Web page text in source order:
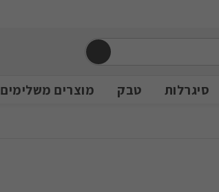
סיגרלות טבק מוצרים משלימים